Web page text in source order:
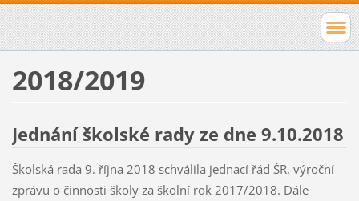
2018/2019
Jednání školské rady ze dne 9.10.2018
Školská rada 9. října 2018 schválila jednací řád ŠR, výroční
zprávu o činnosti školy za školní rok 2017/2018. Dále